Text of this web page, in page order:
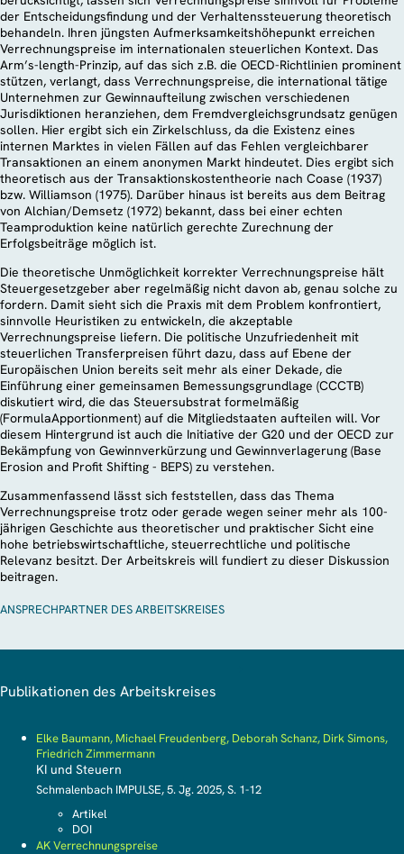
der Entscheidungsfindung und der Verhaltenssteuerung theoretisch
behandeln. Ihren jüngsten Aufmerksamkeitshöhepunkt erreichen
Verrechnungspreise im internationalen steuerlichen Kontext. Das
Arm’s-length-Prinzip, auf das sich z.B. die OECD-Richtlinien prominent
stützen, verlangt, dass Verrechnungspreise, die international tätige
Unternehmen zur Gewinnaufteilung zwischen verschiedenen
Jurisdiktionen heranziehen, dem Fremdvergleichsgrundsatz genügen
sollen. Hier ergibt sich ein Zirkelschluss, da die Existenz eines
internen Marktes in vielen Fällen auf das Fehlen vergleichbarer
Transaktionen an einem anonymen Markt hindeutet. Dies ergibt sich
theoretisch aus der Transaktionskostentheorie nach Coase (1937)
bzw. Williamson (1975). Darüber hinaus ist bereits aus dem Beitrag
von Alchian/Demsetz (1972) bekannt, dass bei einer echten
Teamproduktion keine natürlich gerechte Zurechnung der
Erfolgsbeiträge möglich ist.
Die theoretische Unmöglichkeit korrekter Verrechnungspreise hält
Steuergesetzgeber aber regelmäßig nicht davon ab, genau solche zu
fordern. Damit sieht sich die Praxis mit dem Problem konfrontiert,
sinnvolle Heuristiken zu entwickeln, die akzeptable
Verrechnungspreise liefern. Die politische Unzufriedenheit mit
steuerlichen Transferpreisen führt dazu, dass auf Ebene der
Europäischen Union bereits seit mehr als einer Dekade, die
Einführung einer gemeinsamen Bemessungsgrundlage (CCCTB)
diskutiert wird, die das Steuersubstrat formelmäßig
(FormulaApportionment) auf die Mitgliedstaaten aufteilen will. Vor
diesem Hintergrund ist auch die Initiative der G20 und der OECD zur
Bekämpfung von Gewinnverkürzung und Gewinnverlagerung (Base
Erosion and Profit Shifting - BEPS) zu verstehen.
Zusammenfassend lässt sich feststellen, dass das Thema
Verrechnungspreise trotz oder gerade wegen seiner mehr als 100-
jährigen Geschichte aus theoretischer und praktischer Sicht eine
hohe betriebswirtschaftliche, steuerrechtliche und politische
Relevanz besitzt. Der Arbeitskreis will fundiert zu dieser Diskussion
beitragen.
ANSPRECHPARTNER DES ARBEITSKREISES
Publikationen des Arbeitskreises
Elke Baumann, Michael Freudenberg, Deborah Schanz, Dirk Simons,
Friedrich Zimmermann
KI und Steuern
Schmalenbach IMPULSE, 5. Jg. 2025, S. 1-12
Artikel
DOI
AK Verrechnungspreise